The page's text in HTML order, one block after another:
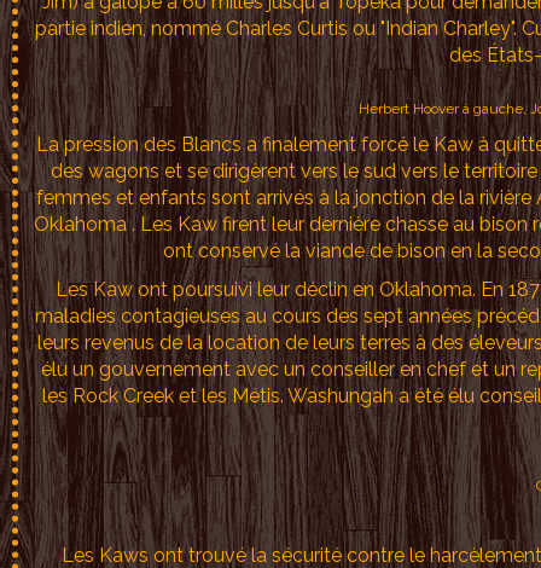
partie indien, nommé Charles Curtis ou "Indian
des
Herbert Hoover à gauche,
La pression des Blancs a finalement forcé le Kaw à
des wagons et se dirigèrent vers le sud vers le
femmes et enfants sont arrivés à la jonction de la
Oklahoma . Les Kaw firent leur dernière chasse au bison
ont conservé la viande de bison en la
Les Kaw ont poursuivi leur déclin en Oklahoma. En
maladies contagieuses au cours des sept années
leurs revenus de la location de leurs terres à des
élu un gouvernement avec un conseiller en chef et un
les Rock Creek et les Métis. Washungah a été élu
Les Kaws ont trouvé la sécurité contre le